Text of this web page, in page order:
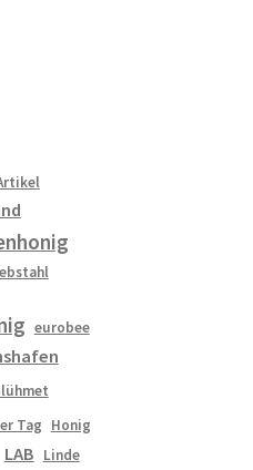
eurobee
Tag Honig
LAB Linde